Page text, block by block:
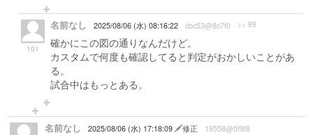
101
名前なし 2025/08/06 (水) 08:16:22 cbc53@8c7f0 >> 99
確かにこの図の通りなんだけど。
カスタムで何度も確認してると判定がおかしいことがあ
る。
試合中はもっとある。
名前なし 2025/08/06 (水) 17:18:09 修正 19558@5f9f8